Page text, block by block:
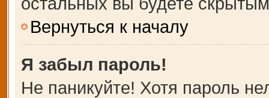
Вернуться к началу
Я забыл пароль!
Не паникуйте! Хотя пароль